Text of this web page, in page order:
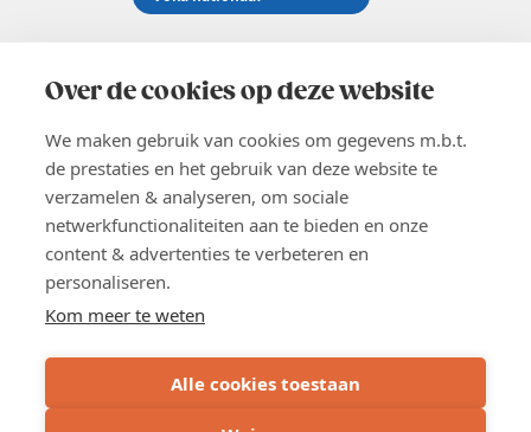
Over de cookies op deze website
We maken gebruik van cookies om gegevens m.b.t.
de prestaties en het gebruik van deze website te
verzamelen & analyseren, om sociale
netwerkfunctionaliteiten aan te bieden en onze
content & advertenties te verbeteren en
personaliseren.
Kom meer te weten
Alle cookies toestaan
02 229 81 11
EN
Word lid
Voka 2026